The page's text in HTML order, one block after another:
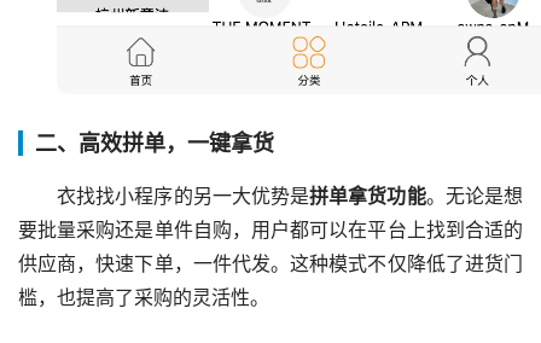
二、高效拼单，一键拿货
衣找找小程序的另一大优势是拼单拿货功能。无论是想
要批量采购还是单件自购，用户都可以在平台上找到合适的
供应商，快速下单，一件代发。这种模式不仅降低了进货门
槛，也提高了采购的灵活性。